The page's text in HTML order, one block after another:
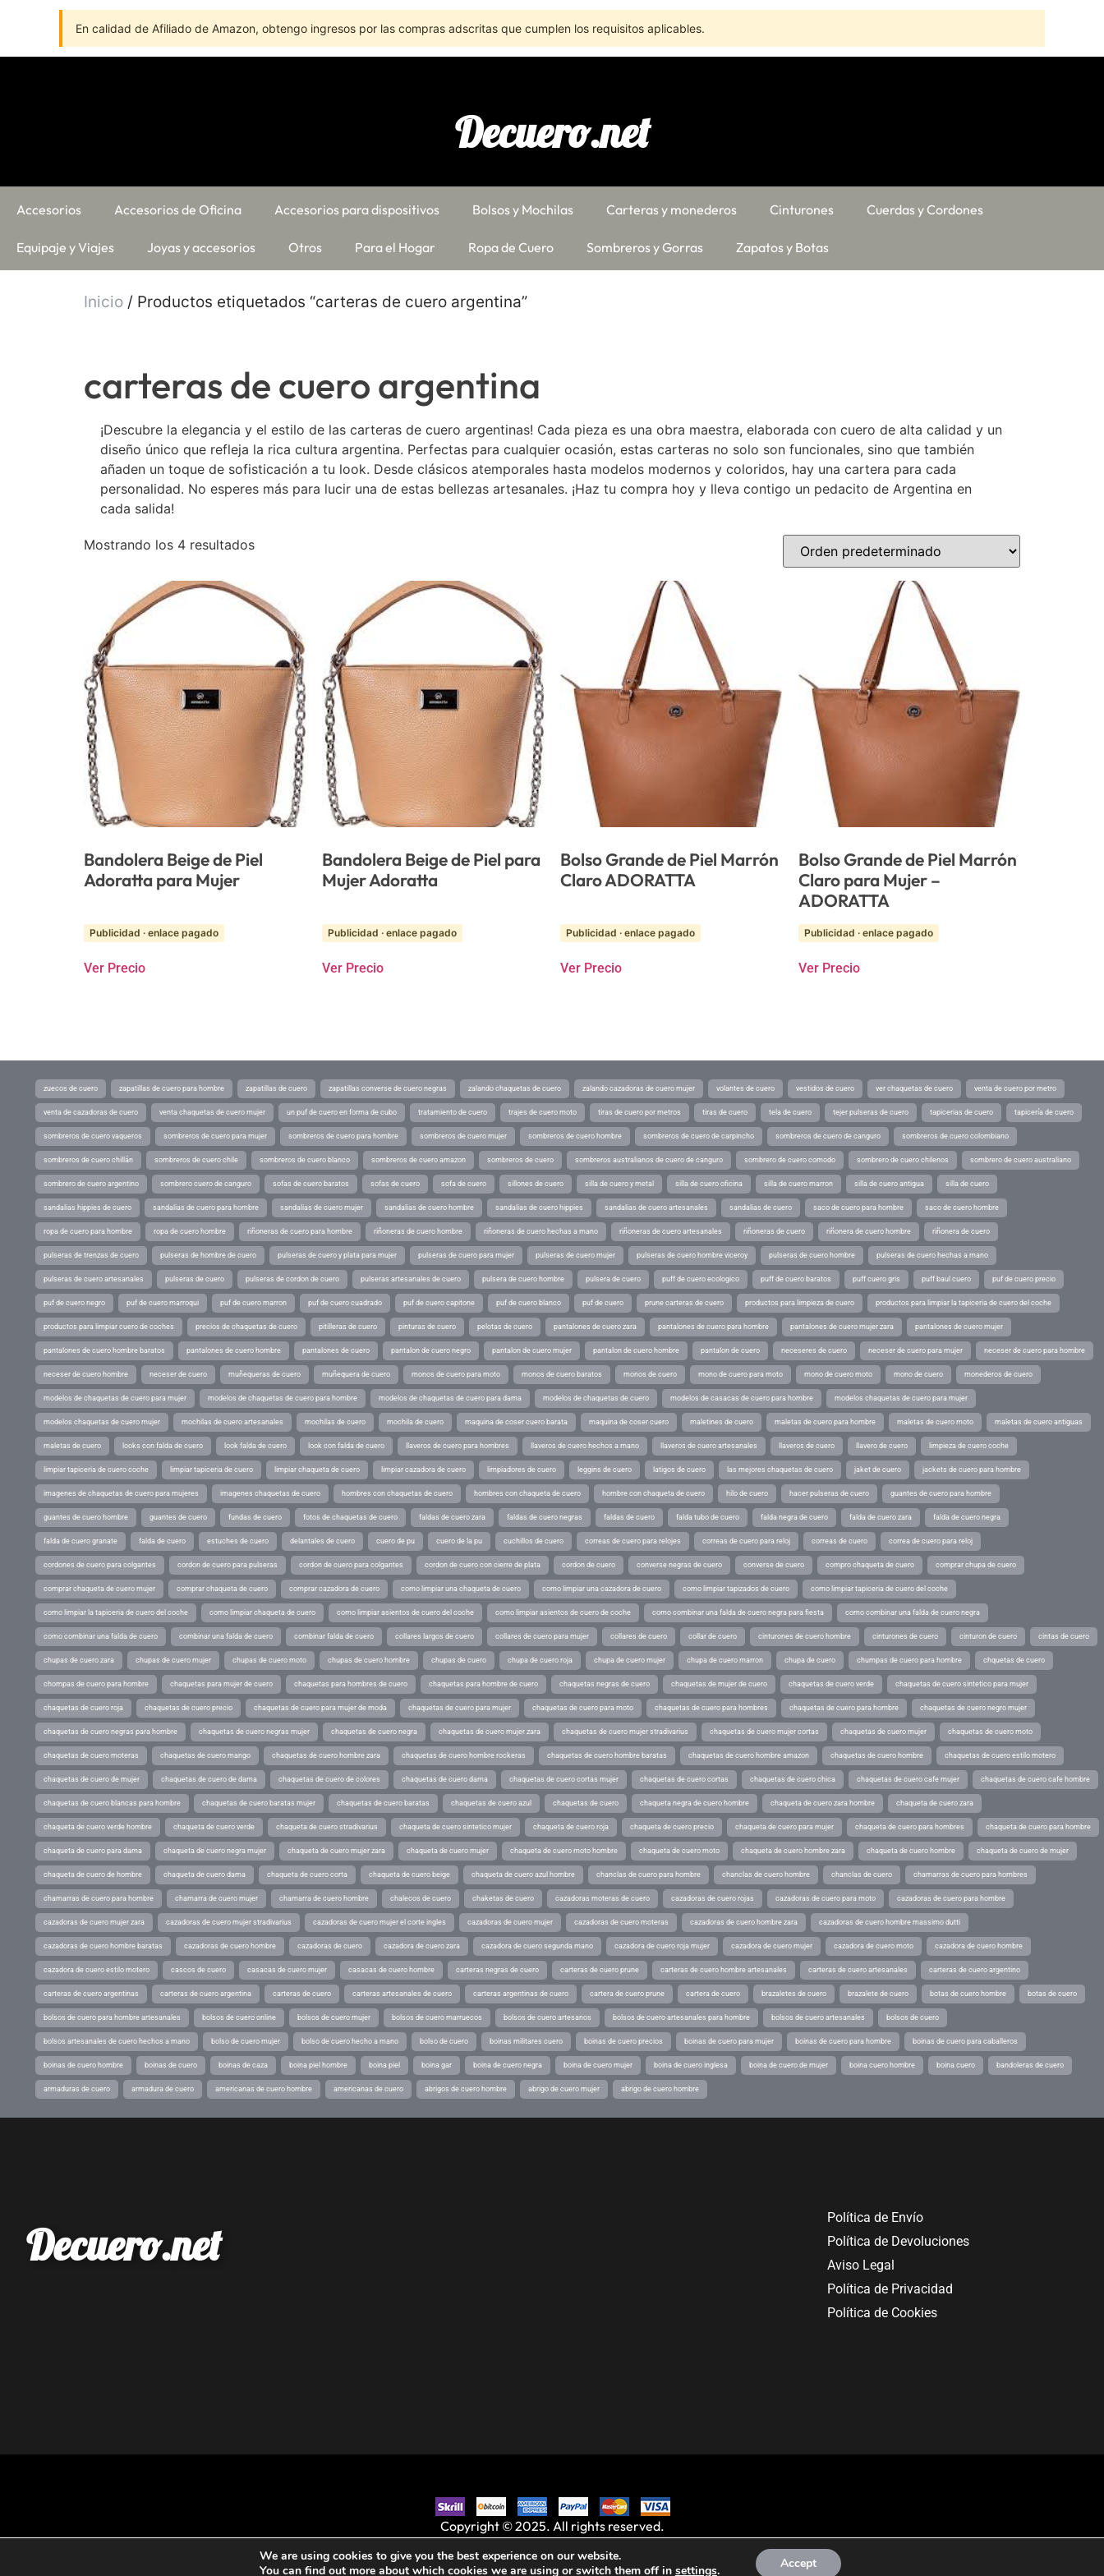
En calidad de Afiliado de Amazon, obtengo ingresos por las compras adscritas que cumplen los requisitos aplicables.
Decuero.net
Accesorios Accesorios de Oficina Accesorios para dispositivos Bolsos y Mochilas Carteras y monederos Cinturones Cuerdas y Cordones
Equipaje y Viajes Joyas y accesorios Otros Para el Hogar Ropa de Cuero Sombreros y Gorras Zapatos y Botas
Inicio / Productos etiquetados “carteras de cuero argentina”
carteras de cuero argentina
¡Descubre la elegancia y el estilo de las carteras de cuero argentinas! Cada pieza es una obra maestra, elaborada con cuero de alta calidad y un
diseño único que refleja la rica cultura argentina. Perfectas para cualquier ocasión, estas carteras no solo son funcionales, sino que también
añaden un toque de sofisticación a tu look. Desde clásicos atemporales hasta modelos modernos y coloridos, hay una cartera para cada
personalidad. No esperes más para lucir una de estas bellezas artesanales. ¡Haz tu compra hoy y lleva contigo un pedacito de Argentina en
cada salida!
Mostrando los 4 resultados
Bandolera Beige de Piel
Adoratta para Mujer
Publicidad · enlace pagado
Ver Precio
Bandolera Beige de Piel para
Mujer Adoratta
Publicidad · enlace pagado
Ver Precio
Bolso Grande de Piel Marrón
Claro ADORATTA
Publicidad · enlace pagado
Ver Precio
Bolso Grande de Piel Marrón
Claro para Mujer –
ADORATTA
Publicidad · enlace pagado
Ver Precio
zuecos de cuero zapatillas de cuero para hombre zapatillas de cuero zapatillas converse de cuero negras zalando chaquetas de cuero zalando cazadoras de cuero mujer volantes de cuero vestidos de cuero ver chaquetas de cuero venta de cuero por metro
venta de cazadoras de cuero venta chaquetas de cuero mujer un puf de cuero en forma de cubo tratamiento de cuero trajes de cuero moto tiras de cuero por metros tiras de cuero tela de cuero tejer pulseras de cuero tapicerias de cuero tapicería de cuero
sombreros de cuero vaqueros sombreros de cuero para mujer sombreros de cuero para hombre sombreros de cuero mujer sombreros de cuero hombre sombreros de cuero de carpincho sombreros de cuero de canguro sombreros de cuero colombiano
sombreros de cuero chillán sombreros de cuero chile sombreros de cuero blanco sombreros de cuero amazon sombreros de cuero sombreros australianos de cuero de canguro sombrero de cuero comodo sombrero de cuero chilenos sombrero de cuero australiano
sombrero de cuero argentino sombrero cuero de canguro sofas de cuero baratos sofas de cuero sofa de cuero sillones de cuero silla de cuero y metal silla de cuero oficina silla de cuero marron silla de cuero antigua silla de cuero
sandalias hippies de cuero sandalias de cuero para hombre sandalias de cuero mujer sandalias de cuero hombre sandalias de cuero hippies sandalias de cuero artesanales sandalias de cuero saco de cuero para hombre saco de cuero hombre
ropa de cuero para hombre ropa de cuero hombre riñoneras de cuero para hombre riñoneras de cuero hombre riñoneras de cuero hechas a mano riñoneras de cuero artesanales riñoneras de cuero riñonera de cuero hombre riñonera de cuero
pulseras de trenzas de cuero pulseras de hombre de cuero pulseras de cuero y plata para mujer pulseras de cuero para mujer pulseras de cuero mujer pulseras de cuero hombre viceroy pulseras de cuero hombre pulseras de cuero hechas a mano
pulseras de cuero artesanales pulseras de cuero pulseras de cordon de cuero pulseras artesanales de cuero pulsera de cuero hombre pulsera de cuero puff de cuero ecologico puff de cuero baratos puff cuero gris puff baul cuero puf de cuero precio
puf de cuero negro puf de cuero marroqui puf de cuero marron puf de cuero cuadrado puf de cuero capitone puf de cuero blanco puf de cuero prune carteras de cuero productos para limpieza de cuero productos para limpiar la tapiceria de cuero del coche
productos para limpiar cuero de coches precios de chaquetas de cuero pitilleras de cuero pinturas de cuero pelotas de cuero pantalones de cuero zara pantalones de cuero para hombre pantalones de cuero mujer zara pantalones de cuero mujer
pantalones de cuero hombre baratos pantalones de cuero hombre pantalones de cuero pantalon de cuero negro pantalon de cuero mujer pantalon de cuero hombre pantalon de cuero neceseres de cuero neceser de cuero para mujer neceser de cuero para hombre
neceser de cuero hombre neceser de cuero muñequeras de cuero muñequera de cuero monos de cuero para moto monos de cuero baratos monos de cuero mono de cuero para moto mono de cuero moto mono de cuero monederos de cuero
modelos de chaquetas de cuero para mujer modelos de chaquetas de cuero para hombre modelos de chaquetas de cuero para dama modelos de chaquetas de cuero modelos de casacas de cuero para hombre modelos chaquetas de cuero para mujer
modelos chaquetas de cuero mujer mochilas de cuero artesanales mochilas de cuero mochila de cuero maquina de coser cuero barata maquina de coser cuero maletines de cuero maletas de cuero para hombre maletas de cuero moto maletas de cuero antiguas
maletas de cuero looks con falda de cuero look falda de cuero look con falda de cuero llaveros de cuero para hombres llaveros de cuero hechos a mano llaveros de cuero artesanales llaveros de cuero llavero de cuero limpieza de cuero coche
limpiar tapiceria de cuero coche limpiar tapiceria de cuero limpiar chaqueta de cuero limpiar cazadora de cuero limpiadores de cuero leggins de cuero latigos de cuero las mejores chaquetas de cuero jaket de cuero jackets de cuero para hombre
imagenes de chaquetas de cuero para mujeres imagenes chaquetas de cuero hombres con chaquetas de cuero hombres con chaqueta de cuero hombre con chaqueta de cuero hilo de cuero hacer pulseras de cuero guantes de cuero para hombre
guantes de cuero hombre guantes de cuero fundas de cuero fotos de chaquetas de cuero faldas de cuero zara faldas de cuero negras faldas de cuero falda tubo de cuero falda negra de cuero falda de cuero zara falda de cuero negra
falda de cuero granate falda de cuero estuches de cuero delantales de cuero cuero de pu cuero de la pu cuchillos de cuero correas de cuero para relojes correas de cuero para reloj correas de cuero correa de cuero para reloj
cordones de cuero para colgantes cordon de cuero para pulseras cordon de cuero para colgantes cordon de cuero con cierre de plata cordon de cuero converse negras de cuero converse de cuero compro chaqueta de cuero comprar chupa de cuero
comprar chaqueta de cuero mujer comprar chaqueta de cuero comprar cazadora de cuero como limpiar una chaqueta de cuero como limpiar una cazadora de cuero como limpiar tapizados de cuero como limpiar tapiceria de cuero del coche
como limpiar la tapiceria de cuero del coche como limpiar chaqueta de cuero como limpiar asientos de cuero del coche como limpiar asientos de cuero de coche como combinar una falda de cuero negra para fiesta como combinar una falda de cuero negra
como combinar una falda de cuero combinar una falda de cuero combinar falda de cuero collares largos de cuero collares de cuero para mujer collares de cuero collar de cuero cinturones de cuero hombre cinturones de cuero cinturon de cuero cintas de cuero
chupas de cuero zara chupas de cuero mujer chupas de cuero moto chupas de cuero hombre chupas de cuero chupa de cuero roja chupa de cuero mujer chupa de cuero marron chupa de cuero chumpas de cuero para hombre chquetas de cuero
chompas de cuero para hombre chaquetas para mujer de cuero chaquetas para hombres de cuero chaquetas para hombre de cuero chaquetas negras de cuero chaquetas de mujer de cuero chaquetas de cuero verde chaquetas de cuero sintetico para mujer
chaquetas de cuero roja chaquetas de cuero precio chaquetas de cuero para mujer de moda chaquetas de cuero para mujer chaquetas de cuero para moto chaquetas de cuero para hombres chaquetas de cuero para hombre chaquetas de cuero negro mujer
chaquetas de cuero negras para hombre chaquetas de cuero negras mujer chaquetas de cuero negra chaquetas de cuero mujer zara chaquetas de cuero mujer stradivarius chaquetas de cuero mujer cortas chaquetas de cuero mujer chaquetas de cuero moto
chaquetas de cuero moteras chaquetas de cuero mango chaquetas de cuero hombre zara chaquetas de cuero hombre rockeras chaquetas de cuero hombre baratas chaquetas de cuero hombre amazon chaquetas de cuero hombre chaquetas de cuero estilo motero
chaquetas de cuero de mujer chaquetas de cuero de dama chaquetas de cuero de colores chaquetas de cuero dama chaquetas de cuero cortas mujer chaquetas de cuero cortas chaquetas de cuero chica chaquetas de cuero cafe mujer chaquetas de cuero cafe hombre
chaquetas de cuero blancas para hombre chaquetas de cuero baratas mujer chaquetas de cuero baratas chaquetas de cuero azul chaquetas de cuero chaqueta negra de cuero hombre chaqueta de cuero zara hombre chaqueta de cuero zara
chaqueta de cuero verde hombre chaqueta de cuero verde chaqueta de cuero stradivarius chaqueta de cuero sintetico mujer chaqueta de cuero roja chaqueta de cuero precio chaqueta de cuero para mujer chaqueta de cuero para hombres chaqueta de cuero para hombre
chaqueta de cuero para dama chaqueta de cuero negra mujer chaqueta de cuero mujer zara chaqueta de cuero mujer chaqueta de cuero moto hombre chaqueta de cuero moto chaqueta de cuero hombre zara chaqueta de cuero hombre chaqueta de cuero de mujer
chaqueta de cuero de hombre chaqueta de cuero dama chaqueta de cuero corta chaqueta de cuero beige chaqueta de cuero azul hombre chanclas de cuero para hombre chanclas de cuero hombre chanclas de cuero chamarras de cuero para hombres
chamarras de cuero para hombre chamarra de cuero mujer chamarra de cuero hombre chalecos de cuero chaketas de cuero cazadoras moteras de cuero cazadoras de cuero rojas cazadoras de cuero para moto cazadoras de cuero para hombre
cazadoras de cuero mujer zara cazadoras de cuero mujer stradivarius cazadoras de cuero mujer el corte ingles cazadoras de cuero mujer cazadoras de cuero moteras cazadoras de cuero hombre zara cazadoras de cuero hombre massimo dutti
cazadoras de cuero hombre baratas cazadoras de cuero hombre cazadoras de cuero cazadora de cuero zara cazadora de cuero segunda mano cazadora de cuero roja mujer cazadora de cuero mujer cazadora de cuero moto cazadora de cuero hombre
cazadora de cuero estilo motero cascos de cuero casacas de cuero mujer casacas de cuero hombre carteras negras de cuero carteras de cuero prune carteras de cuero hombre artesanales carteras de cuero artesanales carteras de cuero argentino
carteras de cuero argentinas carteras de cuero argentina carteras de cuero carteras artesanales de cuero carteras argentinas de cuero cartera de cuero prune cartera de cuero brazaletes de cuero brazalete de cuero botas de cuero hombre botas de cuero
bolsos de cuero para hombre artesanales bolsos de cuero online bolsos de cuero mujer bolsos de cuero marruecos bolsos de cuero artesanos bolsos de cuero artesanales para hombre bolsos de cuero artesanales bolsos de cuero
bolsos artesanales de cuero hechos a mano bolso de cuero mujer bolso de cuero hecho a mano bolso de cuero boinas militares cuero boinas de cuero precios boinas de cuero para mujer boinas de cuero para hombre boinas de cuero para caballeros
boinas de cuero hombre boinas de cuero boinas de caza boina piel hombre boina piel boina gar boina de cuero negra boina de cuero mujer boina de cuero inglesa boina de cuero de mujer boina cuero hombre boina cuero bandoleras de cuero
armaduras de cuero armadura de cuero americanas de cuero hombre americanas de cuero abrigos de cuero hombre abrigo de cuero mujer abrigo de cuero hombre
Decuero.net
Política de Envío
Política de Devoluciones
Aviso Legal
Política de Privacidad
Política de Cookies
Copyright © 2025. All rights reserved.
We are using cookies to give you the best experience on our website.
You can find out more about which cookies we are using or switch them off in settings. Accept